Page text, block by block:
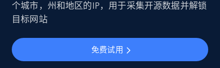
个城市，州和地区的IP，用于采集开源数据并解锁
目标网站
免费试用